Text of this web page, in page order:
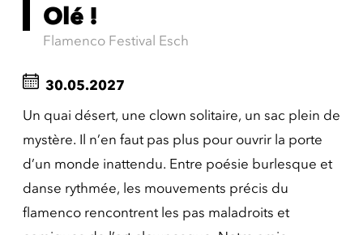
Olé !
Flamenco Festival Esch
30.05.2027
Un quai désert, une clown solitaire, un sac plein de
mystère. Il n’en faut pas plus pour ouvrir la porte
d’un monde inattendu. Entre poésie burlesque et
danse rythmée, les mouvements précis du
flamenco rencontrent les pas maladroits et